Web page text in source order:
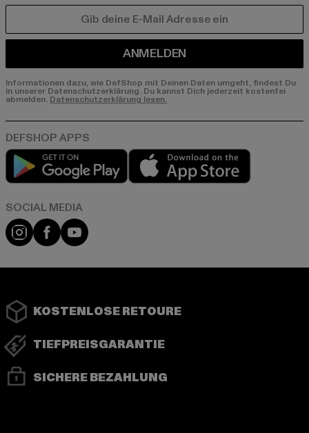
ANMELDEN
Informationen dazu, wie DefShop mit Deinen Daten umgeht, findest Du
in unserer Datenschutzerklärung. Du kannst Dich jederzeit kostenfei
abmelden. Datenschutzerklärung lesen.
Play market
Instagram
FacebookYouTube
KOSTENLOSE RETOURE
TIEFPREISGARANTIE
SICHERE BEZAHLUNG